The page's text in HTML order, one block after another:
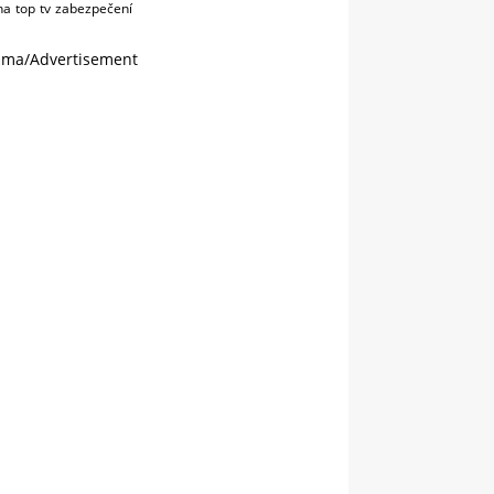
top tv zabezpečení
Advertisement